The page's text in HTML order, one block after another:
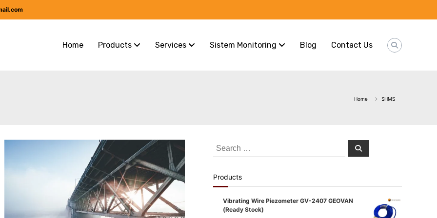
Home Products Services Sistem Monitoring Blog Contact Us
Home SHMS
Search
for:
Search
Products
Vibrating Wire Piezometer GV-2407 GEOVAN
(Ready Stock)